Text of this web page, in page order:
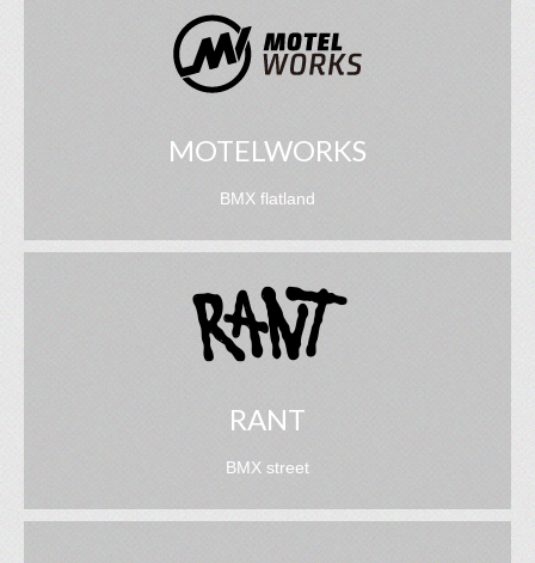
MOTELWORKS
BMX flatland
RANT
BMX street